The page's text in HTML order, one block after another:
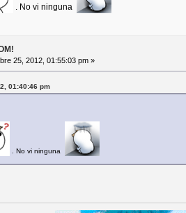
. No vi ninguna
25, 2012, 01:55:03 pm »
01:40:46 pm
. No vi ninguna